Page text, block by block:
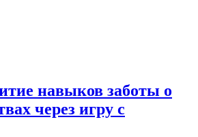
навыков заботы о
через игру с